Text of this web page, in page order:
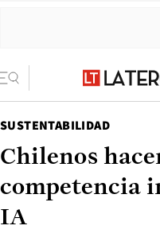
SUSTENTABILIDAD
Chilenos
competencia
IA